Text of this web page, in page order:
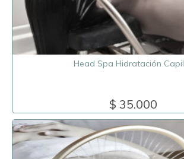
Head Spa Hidratación
$ 35.000